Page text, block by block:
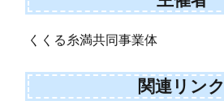
くくる糸満共同事業体
関連リンク